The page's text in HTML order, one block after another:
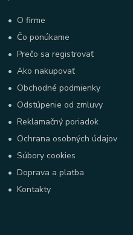
• O firme
• Čo ponúkame
•Prečo sa registrovať
•Ako nakupovať
• Obchodné podmienky
• Odstúpenie od zmluvy
•Reklamačný poriadok
• Ochrana osobných údajov
•Súbory cookies
•Doprava a platba
•Kontakty